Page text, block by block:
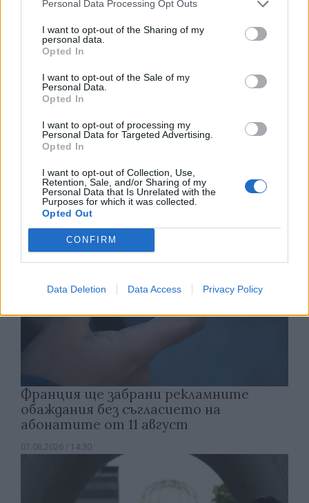
Personal Data Processing Opt Outs
I want to opt-out of the Sharing of my
personal data.
Opted In
I want to opt-out of the Sale of my
Personal Data.
Opted In
I want to opt-out of processing my
Personal Data for Targeted Advertising.
Opted In
I want to opt-out of Collection, Use,
Retention, Sale, and/or Sharing of my
Personal Data that Is Unrelated with the
Purposes for which it was collected.
Opted Out
CONFIRM
Data Deletion Data Access Privacy Policy
Астронавти на NASA излязоха в
открития космос
07.08.2026 / 15:00
Франция ще забрани рекламните
обаждания без съгласието на
абонатите от 11 август
07.08.2026 / 14:30